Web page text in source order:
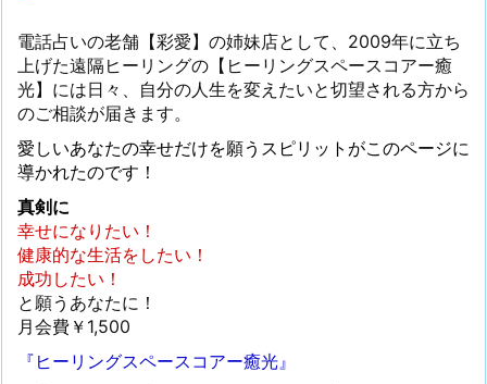
電話占いの老舗【彩愛】の姉妹店として、2009年に立ち
上げた遠隔ヒーリングの【ヒーリングスペースコアー癒
光】には日々、自分の人生を変えたいと切望される方から
のご相談が届きます。
愛しいあなたの幸せだけを願うスピリットがこのページに
導かれたのです！
真剣に
幸せになりたい！
健康的な生活をしたい！
成功したい！
と願うあなたに！
月会費￥1,500
『ヒーリングスペースコアー癒光』